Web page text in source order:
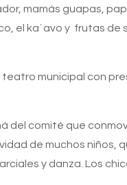
mamás guapas,
el ka´avo y frutas de
teatro municipal con
del comité que
de muchos niños,
y danza. Los